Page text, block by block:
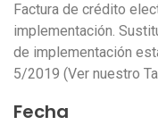
Factura de crédito
implementación.
de implementación
5/2019 (Ver nuestro
Fecha